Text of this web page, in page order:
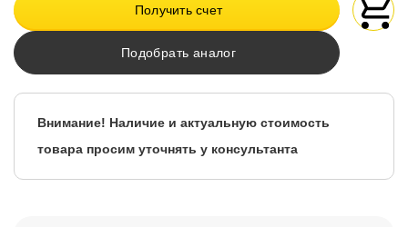
Получить счет
Подобрать аналог
Внимание! Наличие и актуальную стоимость
товара просим уточнять у консультанта